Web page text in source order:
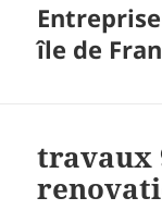
île de
travaux